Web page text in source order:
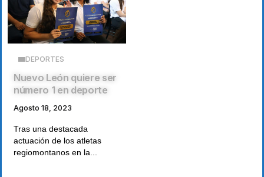
DEPORTES
Nuevo León quiere ser
número 1 en deporte
Agosto 18, 2023
Tras una destacada
actuación de los atletas
regiomontanos en la...